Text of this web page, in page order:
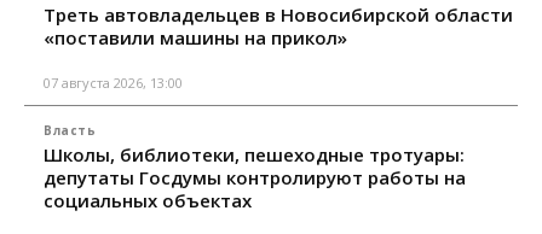
Треть автовладельцев в Новосибирской области
«поставили машины на прикол»
07 августа 2026, 13:00
Власть
Школы, библиотеки, пешеходные тротуары:
депутаты Госдумы контролируют работы на
социальных объектах